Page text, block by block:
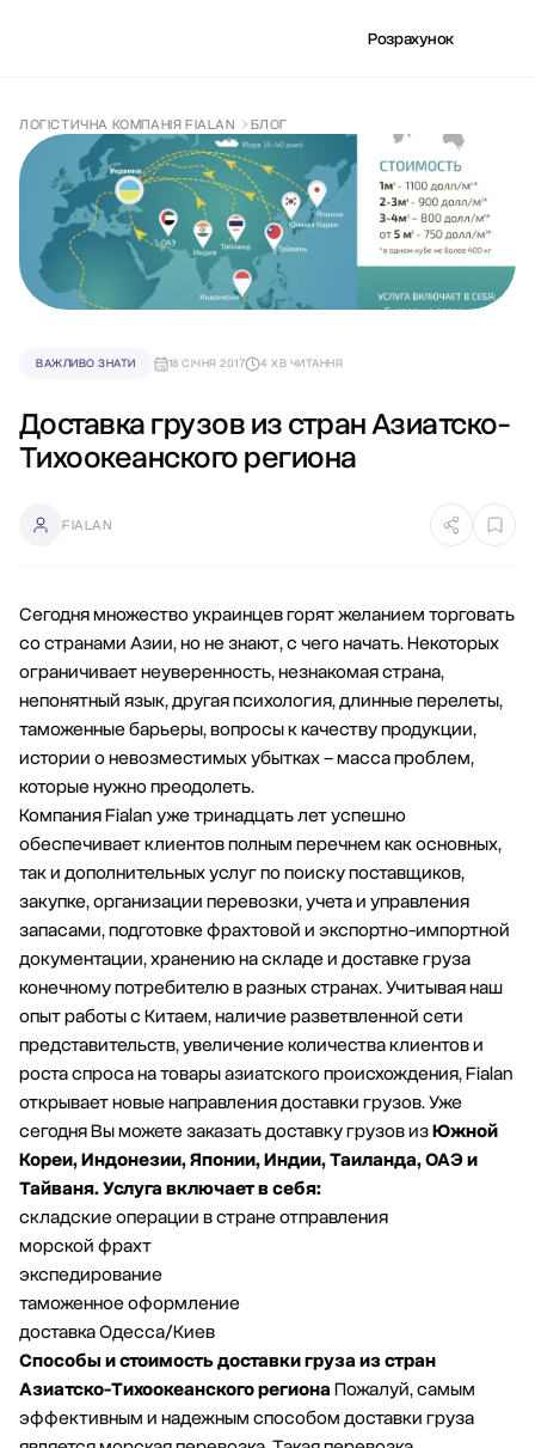
Розрахунок
ЛОГІСТИЧНА КОМПАНІЯ FIALAN БЛОГ
ВАЖЛИВО ЗНАТИ 18 СІЧНЯ 2017 4 ХВ ЧИТАННЯ
Доставка грузов из стран Азиатско-
Тихоокеанского региона
FIALAN
Сегодня множество украинцев горят желанием торговать
со странами Азии, но не знают, с чего начать. Некоторых
ограничивает неуверенность, незнакомая страна,
непонятный язык, другая психология, длинные перелеты,
таможенные барьеры, вопросы к качеству продукции,
истории о невозместимых убытках – масса проблем,
которые нужно преодолеть.
Компания Fialan уже тринадцать лет успешно
обеспечивает клиентов полным перечнем как основных,
так и дополнительных услуг по поиску поставщиков,
закупке, организации перевозки, учета и управления
запасами, подготовке фрахтовой и экспортно-импортной
документации, хранению на складе и доставке груза
конечному потребителю в разных странах. Учитывая наш
опыт работы с Китаем, наличие разветвленной сети
представительств, увеличение количества клиентов и
роста спроса на товары азиатского происхождения, Fialan
открывает новые направления доставки грузов. Уже
сегодня Вы можете заказатьдоставку грузов изЮжной
Кореи, Индонезии,Японии, Индии, Таиланда, ОАЭ и
Тайваня.Услуга включает в себя:
складские операции в стране отправления
морской фрахт
экспедирование
таможенное оформление
доставка Одесса/Киев
Способы и стоимость доставки груза из стран
Азиатско-Тихоокеанского регионаПожалуй, самым
эффективным и надежным способом доставки груза